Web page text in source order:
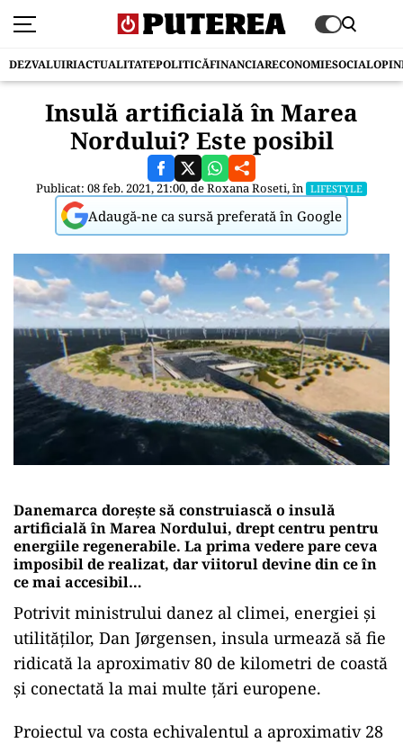
DEZVALUIRIACTUALITATEPOLITICĂFINANCIARECONOMIESOCIAL
Insulă artificială în Marea
Nordului? Este posibil
Publicat: 08 feb. 2021, 21:00, deRoxana Roseti, în LIFESTYLE
Adaugă-ne ca sursă preferată în Google
Danemarca dorește să construiască o insulă
artificială în Marea Nordului, drept centru pentru
energiile regenerabile. La prima vedere pare ceva
imposibil de realizat, dar viitorul devine din ce în
ce mai accesibil…
Potrivit ministrului danez al climei, energiei şi
utilităţilor, Dan Jørgensen, insula urmează să fie
ridicată la aproximativ 80 de kilometri de coastă
și conectată la mai multe țări europene.
Proiectul va costa echivalentul a aproximativ 28